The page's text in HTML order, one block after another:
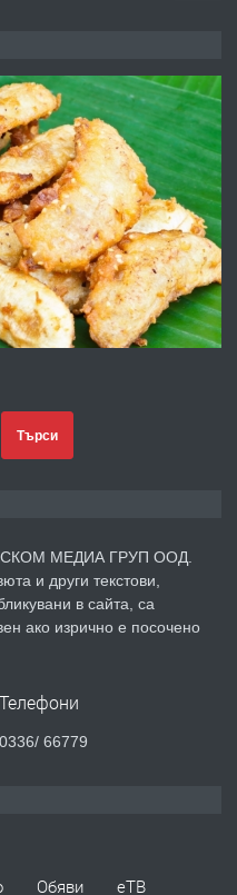
преди 1 година
"По стъпките на Ангел
преди 1 година
на малки детайли за
преди 1 година
- гр.
преди 1 година
Търси
ЕСКОМ МЕДИА ГРУП ООД.
и други текстови,
в сайта, са
ако изрично е посочено
Телефони
0336/ 66779
Обяви еТВ